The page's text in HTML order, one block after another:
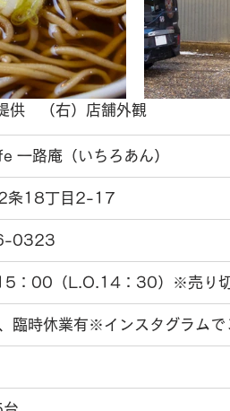
供 （右） 店舗外観
一路庵（いちろあん）
2条18丁目2-17
0323
：00（L.O.14：30）※売り切
臨時休業有※インスタグラムで